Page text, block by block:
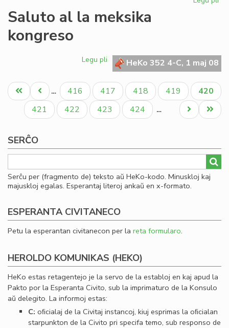
Saluto al la meksika
kongreso
HeKo 352 4-C, 1 maj 08
Legu pli
Saluto
al
la
meksika
kongreso
Pagination
Unua
paĝo
Antaŭa
paĝo
… Paĝo
416 Paĝo
417 Paĝo
418 Paĝo
419
Aktuala
paĝo
420
Paĝo
421 Paĝo
422 Paĝo
423 Paĝo
424 …
Last
page
Next
page
SERĈO
Serĉu per (fragmento de) teksto aŭ HeKo-kodo. Minuskloj kaj
majuskloj egalas. Esperantaj literoj ankaŭ en x-formato.
ESPERANTA CIVITANECO
Petu la esperantan civitanecon per la reta formularo.
HEROLDO KOMUNIKAS (HEKO)
HeKo estas retagentejo je la servo de la establoj en kaj apud la
Pakto por la Esperanta Civito, sub la imprimaturo de la Konsulo
aŭ delegito. La informoj estas:
C: oﬁcialaj de la Civitaj instancoj, kiuj esprimas la oﬁcialan
starpunkton de la Civito pri specifa temo, sub responso de